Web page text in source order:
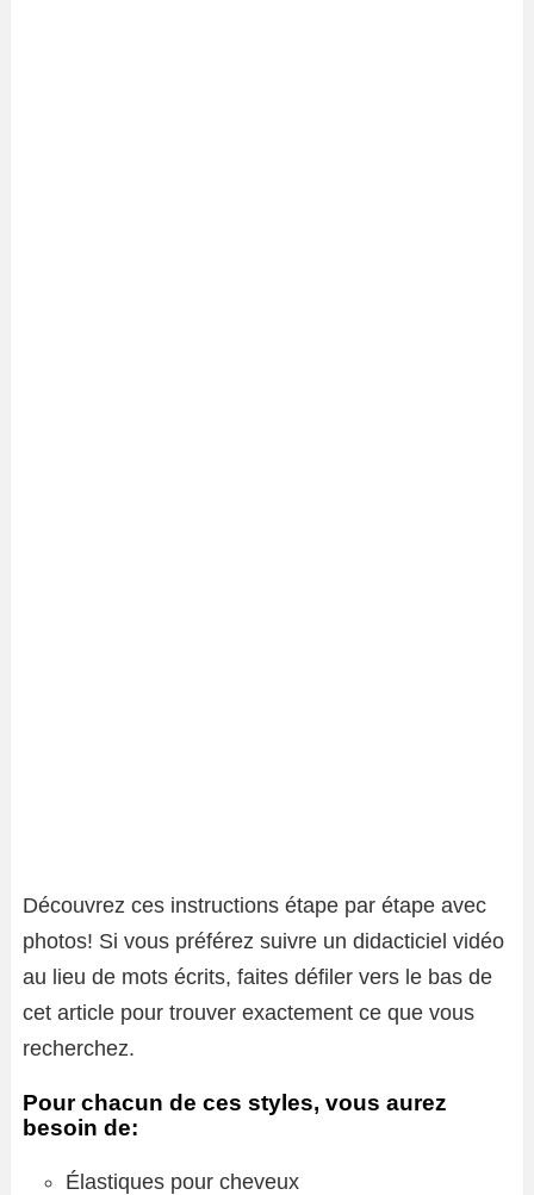
Découvrez ces instructions étape par étape avec
photos! Si vous préférez suivre un didacticiel vidéo
au lieu de mots écrits, faites défiler vers le bas de
cet article pour trouver exactement ce que vous
recherchez.
Pour chacun de ces styles, vous aurez
besoin de:
Élastiques pour cheveux